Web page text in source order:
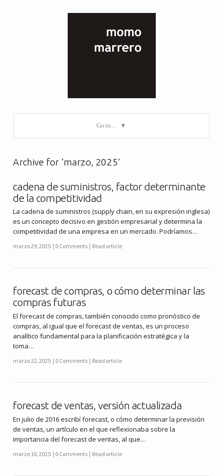
Go to…
Archive for ‘marzo, 2025’
cadena de suministros, factor determinante
de la competitividad
La cadena de suministros (supply chain, en su expresión inglesa)
es un concepto decisivo en gestión empresarial y determina la
competitividad de una empresa en un mercado. Podríamos…
marzo 29, 2025 0 Comments Read article
forecast de compras, o cómo determinar las
compras futuras
El forecast de compras, también conocido como pronóstico de
compras, al igual que el forecast de ventas, es un proceso
analítico fundamental para la planificación estratégica y la
toma…
marzo 22, 2025 0 Comments Read article
forecast de ventas, versión actualizada
En julio de 2016 escribí forecast, o cómo determinar la previsión
de ventas, un artículo en el que reflexionaba sobre la
importancia del forecast de ventas, al que…
marzo 16, 2025 0 Comments Read article